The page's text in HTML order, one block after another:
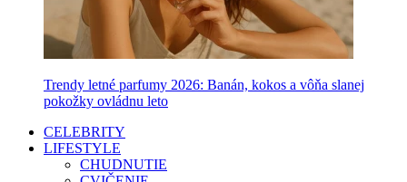
Trendy letné parfumy 2026: Banán, kokos a vôňa slanej
pokožky ovládnu leto
CELEBRITY
LIFESTYLE
CHUDNUTIE